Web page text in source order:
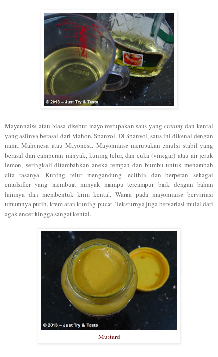
Mayonnaise atau biasa disebut mayo merupakan saus yangcreamydan kental
yang aslinya berasal dari Mahon, Spanyol. Di Spanyol, saus ini dikenal dengan
nama Mahonesa atau Mayonesa. Mayonnaise merupakan emulsi stabil yang
berasal dari campuran minyak, kuning telur, dan cuka (vinegar) atau air jeruk
lemon, seringkali ditambahkan aneka rempah dan bumbu untuk menambah
cita rasanya. Kuning telur mengandung lecithin dan berperan sebagai
emulsifier yang membuat minyak mampu tercampur baik dengan bahan
lainnya dan membentuk krim kental. Warna pada mayonnaise bervariasi
umumnya putih, krem atau kuning pucat. Teksturnya juga bervariasi mulai dari
agak encer hingga sangat kental.
Mustard